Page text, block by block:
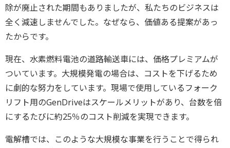
除が廃止された期間もありましたが、私たちのビジネスは
全く減速しませんでした。なぜなら、価値ある提案があっ
たからです。
現在、水素燃料電池の道路輸送車には、価格プレミアムが
ついています。大規模発電の場合は、コストを下げるため
に劇的な努力をしています。現場で使用しているフォーク
リフト用のGenDriveはスケールメリットがあり、台数を倍
にするたびに約25％のコスト削減を実現できます。
電解槽では、このような大規模な事業を行うことで得られ